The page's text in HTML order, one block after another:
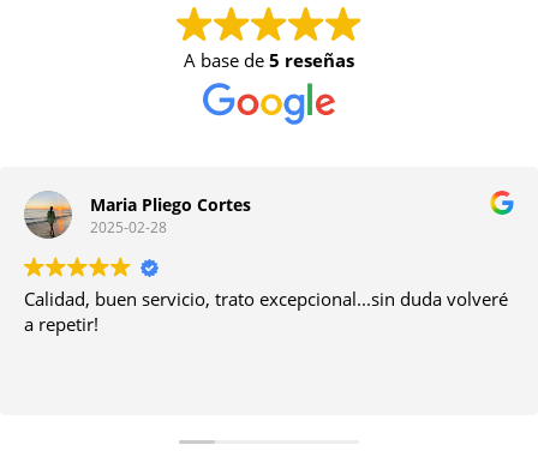
A base de 5 reseñas
Maria Pliego Cortes
2025-02-28
Calidad, buen servicio, trato excepcional...sin duda volveré
a repetir!